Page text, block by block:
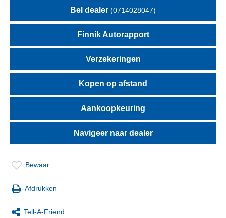
Bel dealer (0714028047)
Finnik Autorapport
Verzekeringen
Kopen op afstand
Aankoopkeuring
Navigeer naar dealer
Bewaar
Afdrukken
Tell-A-Friend